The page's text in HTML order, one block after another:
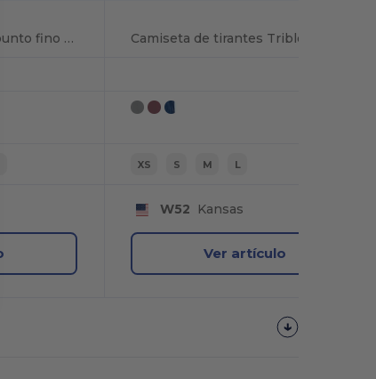
Camiseta de mujer de punto fino USA-Made
XS S M L
W52 Kansas
Ver artículo